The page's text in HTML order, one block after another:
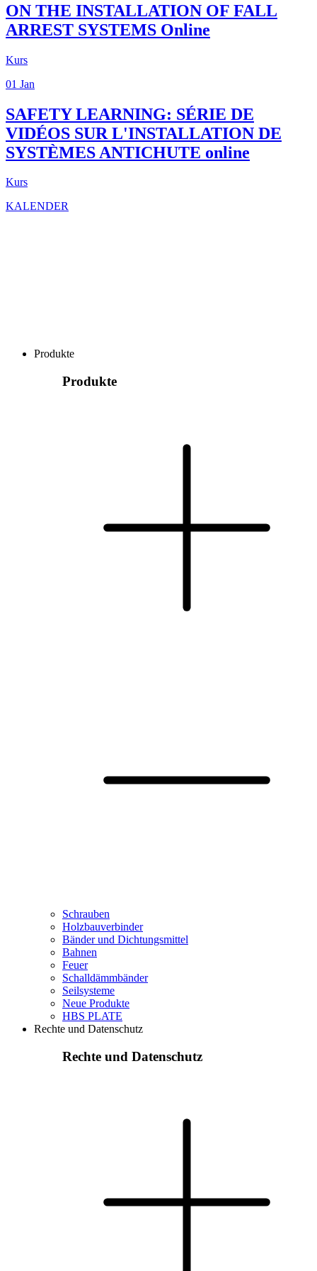
ON THE INSTALLATION OF FALL
ARREST SYSTEMS Online
Kurs
01 Jan
SAFETY LEARNING: SÉRIE DE
VIDÉOS SUR L'INSTALLATION DE
SYSTÈMES ANTICHUTE online
Kurs
KALENDER
Produkte
Produkte
Schrauben
Holzbauverbinder
Bänder und Dichtungsmittel
Bahnen
Feuer
Schalldämmbänder
Seilsysteme
Neue Produkte
HBS PLATE
Rechte und Datenschutz
Rechte und Datenschutz